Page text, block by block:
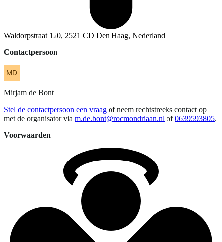
Waldorpstraat 120, 2521 CD Den Haag, Nederland
Contactpersoon
Mirjam de Bont
Stel de contactpersoon een vraag of neem rechtstreeks contact op
met de organisator via m.de.bont@rocmondriaan.nl of 0639593805.
Voorwaarden